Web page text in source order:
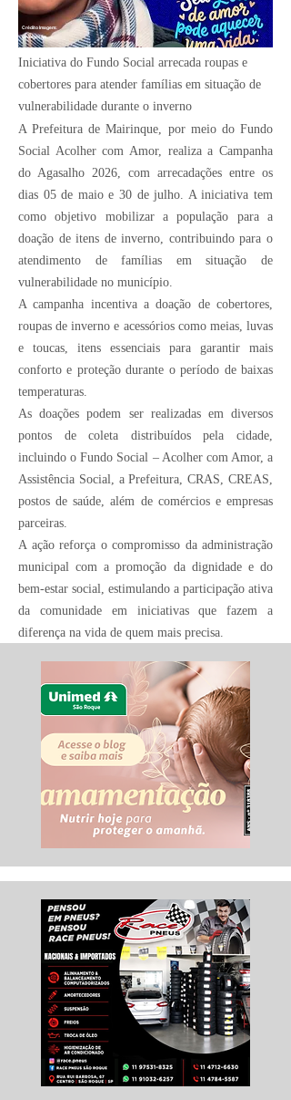
Divulgação
Crédito Imagem:
Iniciativa do Fundo Social arrecada roupas e
cobertores para atender famílias em situação de
vulnerabilidade durante o inverno
A Prefeitura de Mairinque, por meio do Fundo
Social Acolher com Amor, realiza a Campanha
do Agasalho 2026, com arrecadações entre os
dias 05 de maio e 30 de julho. A iniciativa tem
como objetivo mobilizar a população para a
doação de itens de inverno, contribuindo para o
atendimento de famílias em situação de
vulnerabilidade no município.
A campanha incentiva a doação de cobertores,
roupas de inverno e acessórios como meias, luvas
e toucas, itens essenciais para garantir mais
conforto e proteção durante o período de baixas
temperaturas.
As doações podem ser realizadas em diversos
pontos de coleta distribuídos pela cidade,
incluindo o Fundo Social – Acolher com Amor, a
Assistência Social, a Prefeitura, CRAS, CREAS,
postos de saúde, além de comércios e empresas
parceiras.
A ação reforça o compromisso da administração
municipal com a promoção da dignidade e do
bem-estar social, estimulando a participação ativa
da comunidade em iniciativas que fazem a
diferença na vida de quem mais precisa.